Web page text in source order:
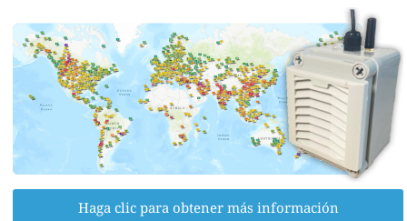
Haga clic para obtener más información